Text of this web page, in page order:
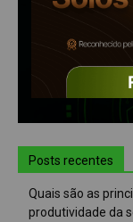
Posts recentes
Quais são as
produtividade da